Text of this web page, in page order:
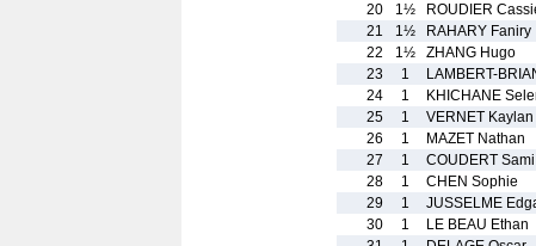
20
1½ ROUDIER
21
1½ RAHARY Faniry
22
1½ ZHANG Hugo
23
1 LAMBERT-
24
1 KHICHANE
25
1 VERNET Kaylan
26
1 MAZET Nathan
27
1 COUDERT Sami
28
1 CHEN Sophie
29
1 JUSSELME
30
1 LE BEAU Ethan